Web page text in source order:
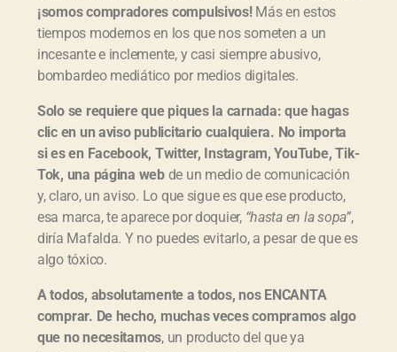
¡somos compradores compulsivos!Más en estos
tiempos modernos en los que nos someten a un
incesante e inclemente, y casi siempre abusivo,
bombardeo mediático por medios digitales.
Solo se requiere que piques la carnada: que hagas
clic en un aviso publicitario cualquiera. No importa
si es en Facebook, Twitter, Instagram, YouTube, Tik-
Tok, una página webde un medio de comunicación
y, claro, un aviso. Lo que sigue es que ese producto,
esa marca, te aparece por doquier, “hasta en la sopa”,
diría Mafalda. Y no puedes evitarlo, a pesar de que es
algo tóxico.
A todos, absolutamente a todos, nos ENCANTA
comprar. De hecho, muchas veces compramos algo
que no necesitamos, un producto del que ya